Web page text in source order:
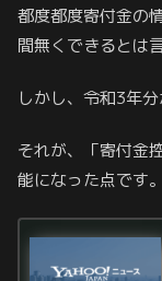
都度都度寄付金の
間無くできるとは
しかし、令和3年
それが、「寄付金
能になった点です。